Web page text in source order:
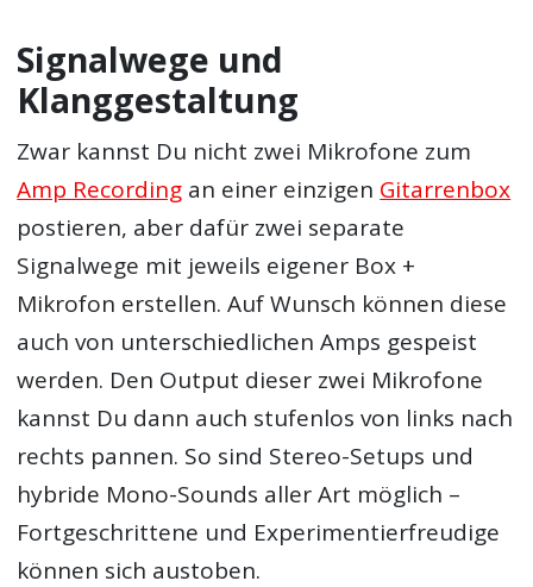
Signalwege und
Klanggestaltung
Zwar kannst Du nicht zwei Mikrofone zum
Amp Recording an einer einzigen Gitarrenbox
postieren, aber dafür zwei separate
Signalwege mit jeweils eigener Box +
Mikrofon erstellen. Auf Wunsch können diese
auch von unterschiedlichen Amps gespeist
werden. Den Output dieser zwei Mikrofone
kannst Du dann auch stufenlos von links nach
rechts pannen. So sind Stereo-Setups und
hybride Mono-Sounds aller Art möglich –
Fortgeschrittene und Experimentierfreudige
können sich austoben.